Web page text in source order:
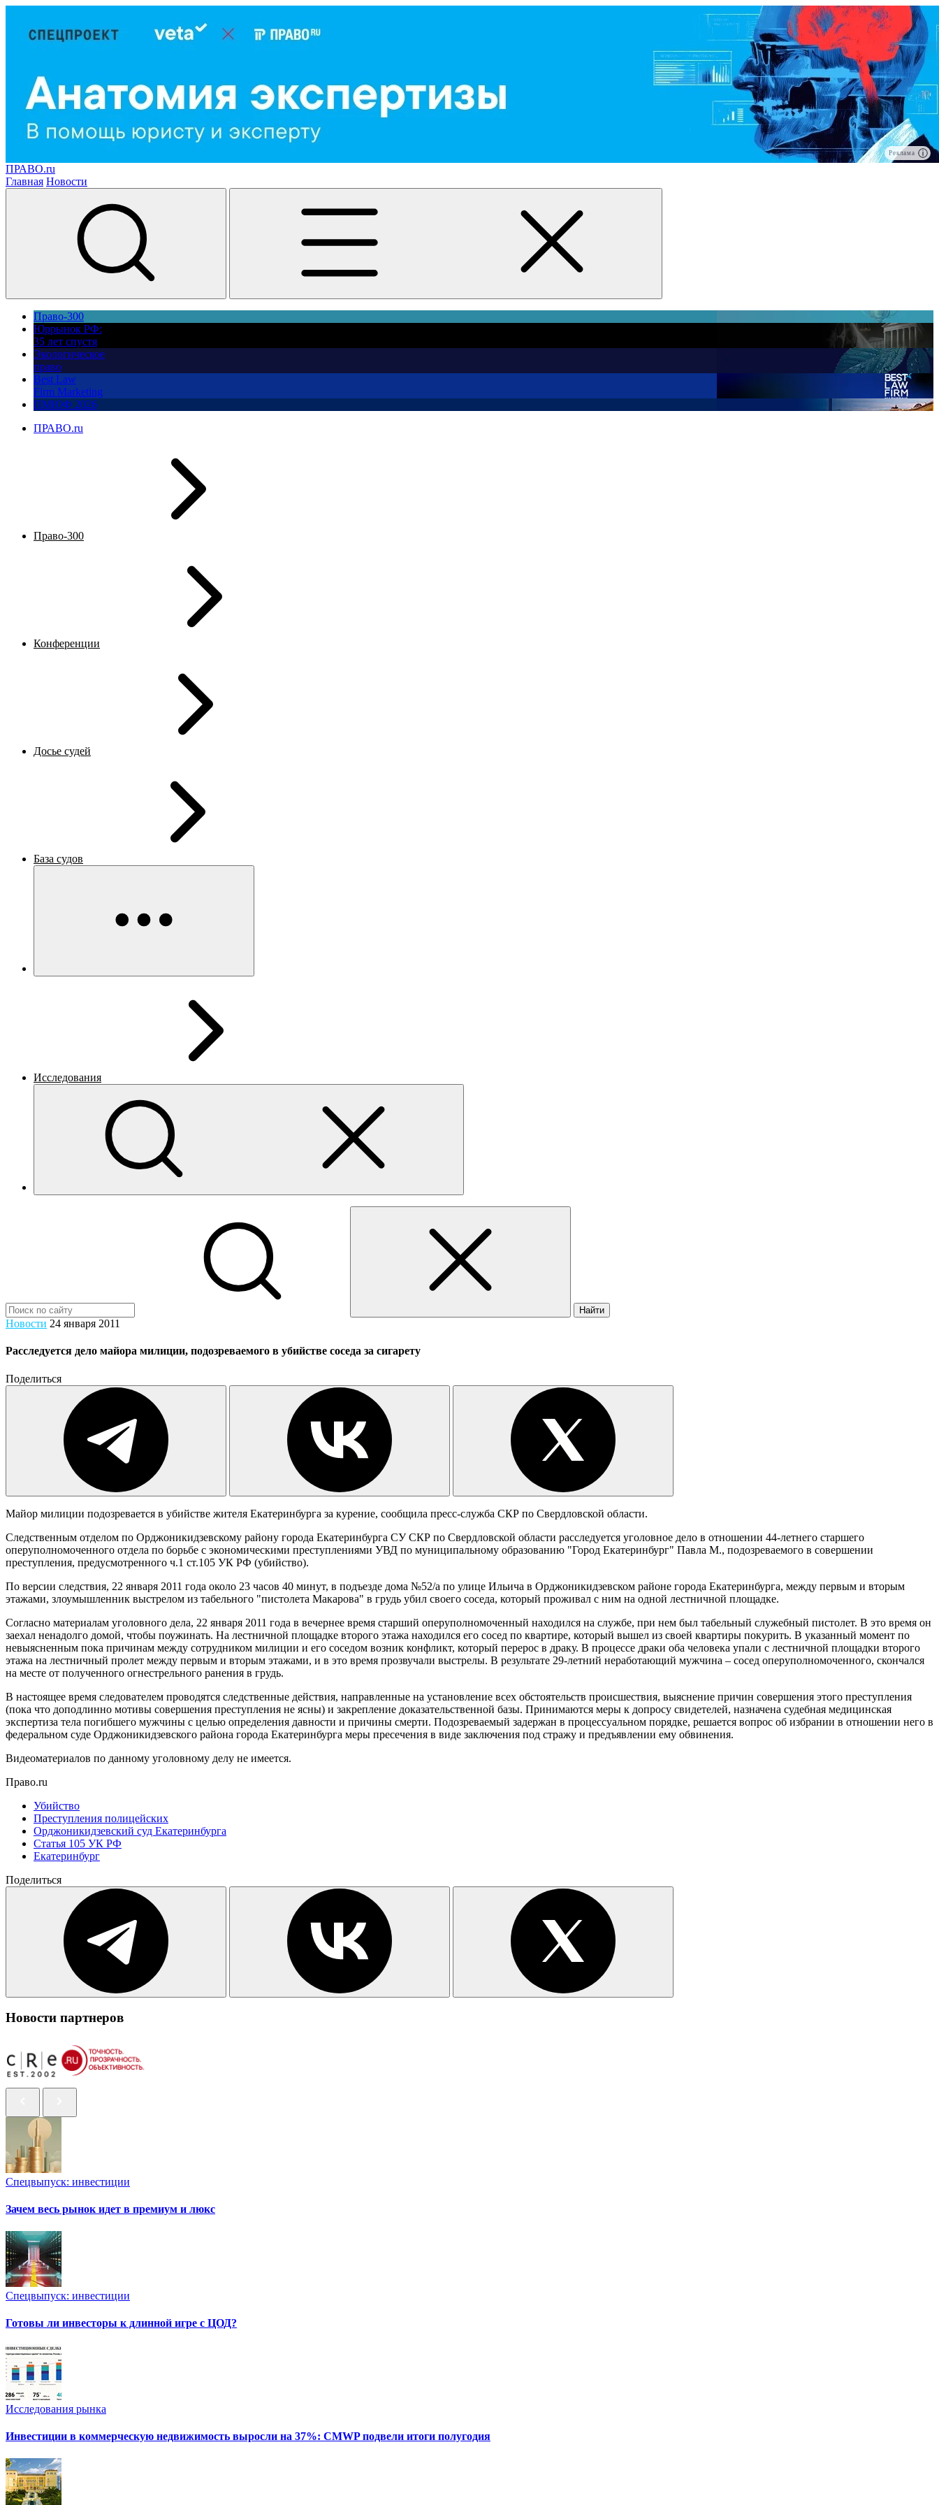
Реклама
ПРАВО.ru
Главная Новости
Право-300
Юррынок РФ:
35 лет спустя
Экологическое
право
Best Law
Firm Marketing
ПМЮФ 2026
ПРАВО.ru
Право-300
Конференции
Досье судей
База судов
Исследования
Найти
Новости 24 января 2011
Расследуется дело майора милиции, подозреваемого в убийстве соседа за сигарету
Поделиться
Майор милиции подозревается в убийстве жителя Екатеринбурга за курение, сообщила пресс-служба СКР по Свердловской области.
Следственным отделом по Орджоникидзевскому району города Екатеринбурга СУ СКР по Свердловской области расследуется уголовное дело в отношении 44-летнего старшего
оперуполномоченного отдела по борьбе с экономическими преступлениями УВД по муниципальному образованию "Город Екатеринбург" Павла М., подозреваемого в совершении
преступления, предусмотренного ч.1 ст.105 УК РФ (убийство).
По версии следствия, 22 января 2011 года около 23 часов 40 минут, в подъезде дома №52/а по улице Ильича в Орджоникидзевском районе города Екатеринбурга, между первым и вторым
этажами, злоумышленник выстрелом из табельного "пистолета Макарова" в грудь убил своего соседа, который проживал с ним на одной лестничной площадке.
Согласно материалам уголовного дела, 22 января 2011 года в вечернее время старший оперуполномоченный находился на службе, при нем был табельный служебный пистолет. В это время он
заехал ненадолго домой, чтобы поужинать. На лестничной площадке второго этажа находился его сосед по квартире, который вышел из своей квартиры покурить. В указанный момент по
невыясненным пока причинам между сотрудником милиции и его соседом возник конфликт, который перерос в драку. В процессе драки оба человека упали с лестничной площадки второго
этажа на лестничный пролет между первым и вторым этажами, и в это время прозвучали выстрелы. В результате 29-летний неработающий мужчина – сосед оперуполномоченного, скончался
на месте от полученного огнестрельного ранения в грудь.
В настоящее время следователем проводятся следственные действия, направленные на установление всех обстоятельств происшествия, выяснение причин совершения этого преступления
(пока что доподлинно мотивы совершения преступления не ясны) и закрепление доказательственной базы. Принимаются меры к допросу свидетелей, назначена судебная медицинская
экспертиза тела погибшего мужчины с целью определения давности и причины смерти. Подозреваемый задержан в процессуальном порядке, решается вопрос об избрании в отношении него в
федеральном суде Орджоникидзевского района города Екатеринбурга меры пресечения в виде заключения под стражу и предъявлении ему обвинения.
Видеоматериалов по данному уголовному делу не имеется.
Право.ru
Убийство
Преступления полицейских
Орджоникидзевский суд Екатеринбурга
Статья 105 УК РФ
Екатеринбург
Поделиться
Новости партнеров
Спецвыпуск: инвестиции
Зачем весь рынок идет в премиум и люкс
Спецвыпуск: инвестиции
Готовы ли инвесторы к длинной игре с ЦОД?
Исследования рынка
Инвестиции в коммерческую недвижимость выросли на 37%: CMWP подвели итоги полугодия